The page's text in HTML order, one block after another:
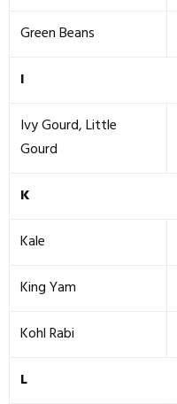
Green Beans
I
Ivy Gourd, Little
Gourd
K
Kale
King Yam
Kohl Rabi
L